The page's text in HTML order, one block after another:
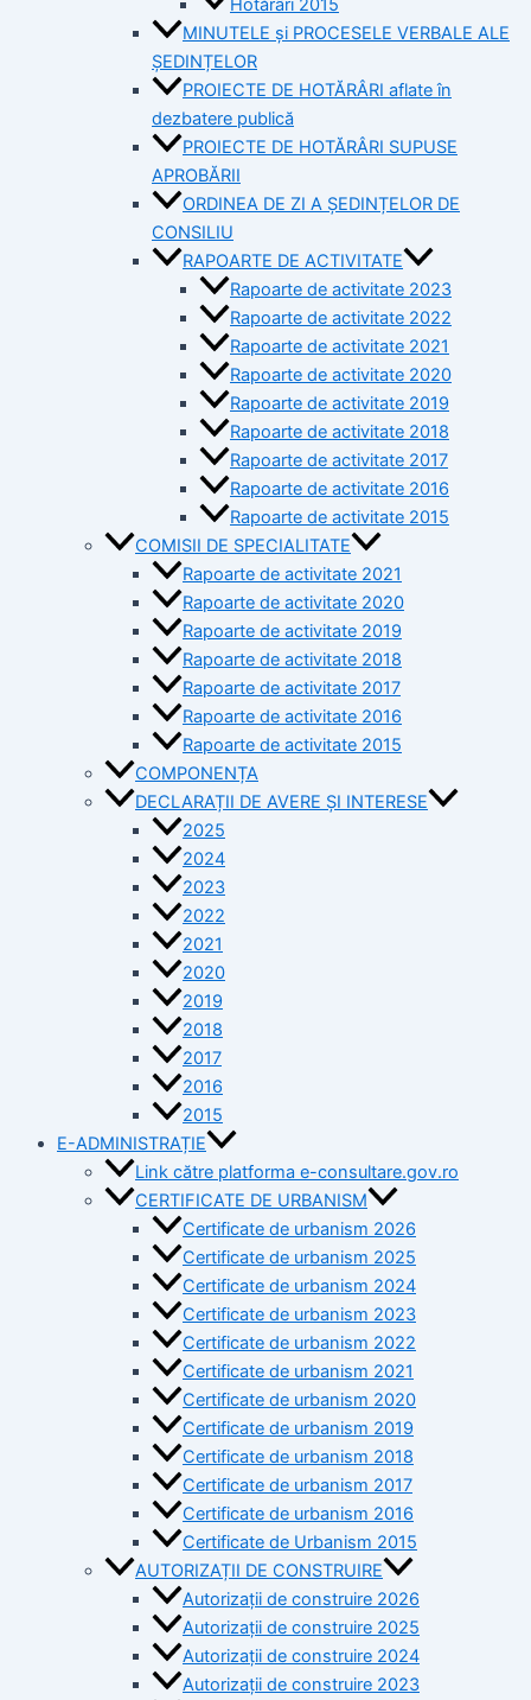
MINUTELE și PROCESELE VERBALE ALE
ȘEDINȚELOR
PROIECTE DE HOTĂRÂRI aflate în
dezbatere publică
PROIECTE DE HOTĂRÂRI SUPUSE
APROBĂRII
ORDINEA DE ZI A ȘEDINȚELOR DE
CONSILIU
RAPOARTE DE ACTIVITATE
Rapoarte de activitate 2023
Rapoarte de activitate 2022
Rapoarte de activitate 2021
Rapoarte de activitate 2020
Rapoarte de activitate 2019
Rapoarte de activitate 2018
Rapoarte de activitate 2017
Rapoarte de activitate 2016
Rapoarte de activitate 2015
COMISII DE SPECIALITATE
Rapoarte de activitate 2021
Rapoarte de activitate 2020
Rapoarte de activitate 2019
Rapoarte de activitate 2018
Rapoarte de activitate 2017
Rapoarte de activitate 2016
Rapoarte de activitate 2015
COMPONENȚA
DECLARAȚII DE AVERE ȘI INTERESE
2025
2024
2023
2022
2021
2020
2019
2018
2017
2016
2015
E-ADMINISTRAȚIE
Link către platforma e-consultare.gov.ro
CERTIFICATE DE URBANISM
Certificate de urbanism 2026
Certificate de urbanism 2025
Certificate de urbanism 2024
Certificate de urbanism 2023
Certificate de urbanism 2022
Certificate de urbanism 2021
Certificate de urbanism 2020
Certificate de urbanism 2019
Certificate de urbanism 2018
Certificate de urbanism 2017
Certificate de urbanism 2016
Certificate de Urbanism 2015
AUTORIZAȚII DE CONSTRUIRE
Autorizații de construire 2026
Autorizații de construire 2025
Autorizații de construire 2024
Autorizații de construire 2023